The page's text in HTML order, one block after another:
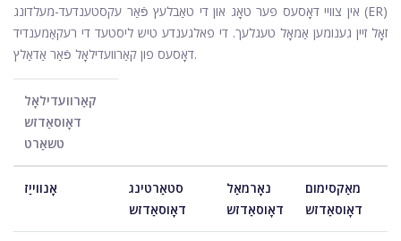
אין צוויי דאָסעס פּער טאָג און די טאַבלעץ פֿאַר עקסטענדעד-מעלדונג (ER)
זאָל זיין גענומען אַמאָל טעגלעך. די פאלגענדע טיש ליסטעד די רעקאַמענדיד
דאָסעס פון קאַרוועדילאָל פֿאַר אַדאַלץ.
קאַרוועדילאָל
דאָוסאַדזש
טשאַרט
אָנווייַז
סטאַרטינג
דאָוסאַדזש
נאָרמאַל
דאָוסאַדזש
מאַקסימום
דאָוסאַדזש